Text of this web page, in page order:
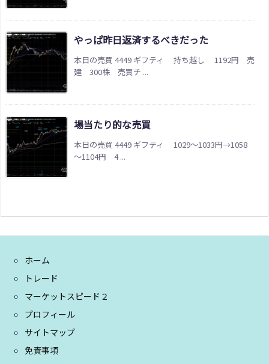
やっぱ昨日返済するべきだった
本日の売買 4449 ギフティ 持ち越し 1192円 売
建 300株 売買チ ...
場当たり的な売買
本日の売買 4449 ギフティ 1029～1033円→1058
～1104円 4 ...
ホーム
トレード
マーケットスピード２
プロフィール
サイトマップ
免責事項